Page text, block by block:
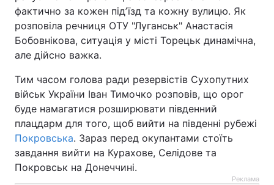
фактично за кожен підʼїзд та кожну вулицю. Як
розповіла речниця ОТУ "Луганськ" Анастасія
Бобовнікова, ситуація у місті Торецьк динамічна,
але дійсно важка.
Тим часом голова ради резервістів Сухопутних
військ України Іван Тимочко розповів, що орог
буде намагатися розширювати південний
плацдарм для того, щоб вийти на південні рубежі
Покровська. Зараз перед окупантами стоїть
завдання вийти на Курахове, Селідове та
Покровськ на Донеччині.
Реклама